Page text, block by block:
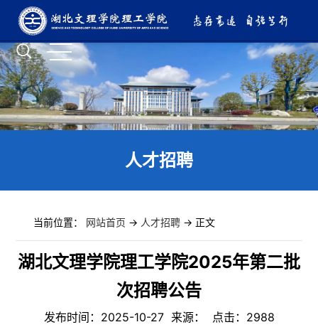
人才招聘
当前位置： 网站首页 -> 人才招聘 -> 正文
湖北文理学院理工学院2025年第二批
次招聘公告
发布时间：2025-10-27 来源： 点击： 2988